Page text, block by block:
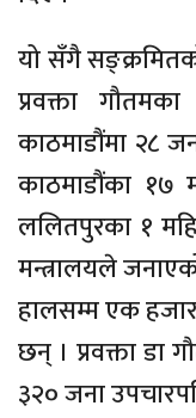
यो सँगै
प्रवक्ता
काठमाडौंमा २८
काठमाडौंका १७
ललितपुरका १
मन्त्रालयले
हालसम्म एक
छन् । प्रवक्ता डा
३२० जना